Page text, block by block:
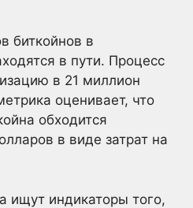
биткойнов в
в пути. Процесс
в 21 миллион
оценивает, что
обходится
в виде затрат на
ищут индикаторы того,